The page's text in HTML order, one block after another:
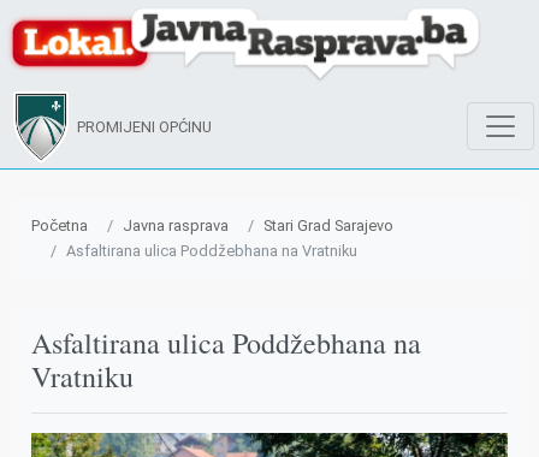
PROMIJENI OPĆINU
Početna Javna rasprava
Stari Grad Sarajevo
Asfaltirana ulica Poddžebhana na Vratniku
Asfaltirana ulica Poddžebhana na
Vratniku